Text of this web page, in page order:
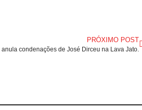
PRÓXIMO POST
condenações de José Dirceu na Lava Jato.